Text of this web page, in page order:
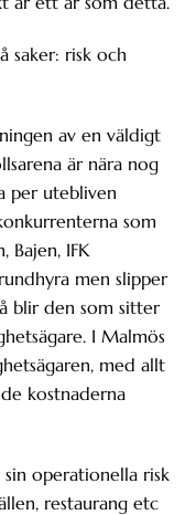
saker: risk och
av en väldigt
är nära nog
per utebliven
som
Bajen, IFK
men slipper
blir den som sitter
I Malmös
med allt
kostnaderna
operationella risk
restaurang etc